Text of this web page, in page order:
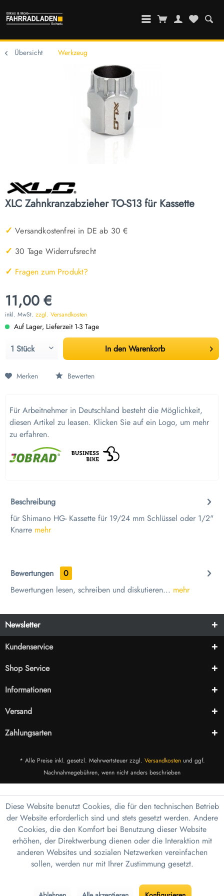
Übersicht Werkzeug
XLC Zahnkranzabzieher TO-S13 für Kassette
✓ Versandkostenfrei in DE ab 30 €
✓ 30 Tage Widerrufsrecht
✓ Fragen zum Produkt?
11,00 €
inkl. MwSt. zzgl. Versandkosten
Auf Lager, Lieferzeit 1-3 Tage
In den Warenkorb
Merken Bewerten
Für Arbeitnehmer in Deutschland besteht die Möglichkeit,
diesen Artikel zu leasen. Klicken Sie auf ein Logo, um mehr
zu erfahren.
Beschreibung
für Shimano HG- Kassette für 19/24 mm Schlüssel oder 1/2"
Knarre mehr
Bewertungen
0
Bewertungen lesen, schreiben und diskutieren... mehr
Newsletter
Kundenservice
Shop Service
Informationen
Versand
Zahlungsarten
* Alle Preise inkl. gesetzl. Mehrwertsteuer zzgl. Versandkostenund ggf.
Nachnahmegebühren, wenn nicht anders beschrieben
Diese Website benutzt Cookies, die für den technischen Betrieb
der Website erforderlich sind und stets gesetzt werden. Andere
Cookies, die den Komfort bei Benutzung dieser Website
erhöhen, der Direktwerbung dienen oder die Interaktion mit
anderen Websites und sozialen Netzwerken vereinfachen
sollen, werden nur mit Ihrer Zustimmung gesetzt.